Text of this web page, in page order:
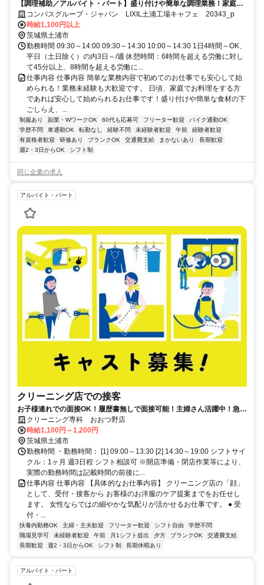
【調理補助／アルバイト・パート】盛り付けや簡単な調理業務！家庭の
調理レベルでOK！
コンパスグループ・ジャパン LIXIL土浦工場キャフェ 20343_p
時給1,100円以上
茨城県土浦市
勤務時間 09:30～14:00 09:30～14:30 10:00～14:30 1日4時間～OK、
平日（土日除く）の内3日～/週 休憩時間：6時間を超える労働に対し
て45分以上、8時間を超える労働に...
仕事内容 仕事内容 簡単な業務内容で初めてのお仕事でも安心して始
められる！業務未経験も大歓迎です。 日頃、家庭でお料理をする方
であれば安心して始められるお仕事です！盛り付けや簡単な食材の下
ごしらえ、...
制服あり 副業・WワークOK 60代も応募可 フリーター歓迎
バイク通勤OK
学歴不問
車通勤OK 転勤なし 経験不問 未経験者歓迎 午前
経験者歓迎
有資格者歓迎
研修あり ブランクOK 交通費支給 まかないあり
長期歓迎
週2・3日からOK
シフト制
同じ企業の求人
アルバイト・パート
クリーニング店での接客
お子様連れでの面接OK！履歴書無しで面接可能！主婦さん活躍中！急な
体調不良もサポート体制万全！
クリーニング専科 おおつ野店
時給1,100円～1,200円
茨城県土浦市
勤務時間 ・勤務時間： [1] 09:00～13:30 [2] 14:30～19:00 シフトサイ
クル：1ヶ月 週3日程 シフト相談可 ※開店準備・閉店作業等により、
実際の勤務時間は記載時間の前後に...
仕事内容 仕事内容 【具体的なお仕事内容】 クリーニング店の「顔」
として、受付・接客から お客様のお洋服のケア提案までをお任せし
ます。 女性ならではの細やかな気配りが活かせるお仕事です。 ● 受
付・...
扶養内勤務OK 主婦・主夫歓迎 フリーター歓迎 シフト自由
学歴不問
職場見学可
未経験者歓迎 午前 月1シフト提出 夕方 ブランクOK
交通費支給
長期歓迎
週2・3日からOK シフト制 長期休暇あり
アルバイト・パート